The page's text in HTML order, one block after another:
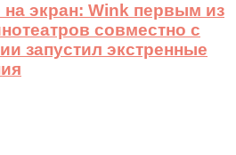
экран: Wink первым из
совместно с
запустил экстренные